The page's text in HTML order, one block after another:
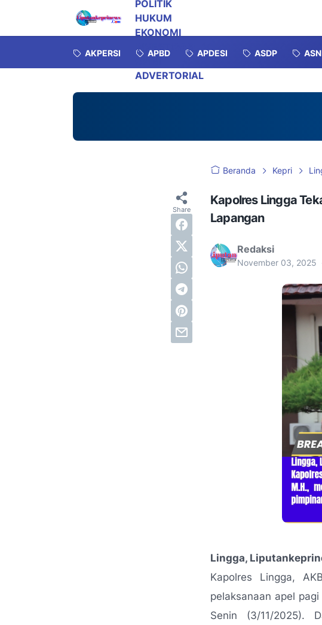
POLITIK
HUKUM
EKONOMI
INVESTIGASI
OPINI
ADVERTORIAL
AKPERSI APBD APDESI ASDP ASN
Beranda Kepri
Kapolres Lingga
Lapangan
Redaksi
November 03, 2025
Lingga,
Kapolres Lingga,
pelaksanaan apel
Senin (3/11/2025).